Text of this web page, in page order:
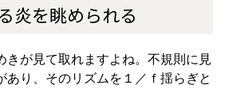
炎を眺められる
きが見て取れますよね。不規則に見
あり、そのリズムを１／ｆ揺らぎと